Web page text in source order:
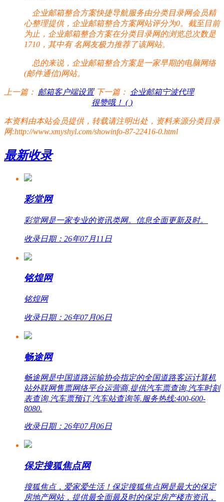
企业邮箱整合方案快捷导航服务由分类目录网会员精
心整理提供，企业邮箱整合方案网站评分为0。截至目前
为止，企业邮箱整合方案在分类目录网的浏览总次数是
1710，其中有名网友极力推荐了该网站。
总的来说，企业邮箱整合方案是一家早期的电脑网络
(邮件通信)网站。
上一篇： 邮箱客户端设置 下一篇：
企业邮箱宁波代理
很赞哦！ ( )
本资料由本站会员提供，转载请注明出处，资料来源分类目录
网:http://www.xmyshyl.com/showinfo-87-22416-0.html
最新收录
彩堂网
彩堂网是一家专业的资讯类网。信息全面更新及时。
收录日期：26年07月11日
铭煌网
铭煌网
收录日期：26年07月06日
畅途网
畅途网是中国道路运输协会指定的全国道路客运计算机
站外联网售票网络平台运营商,提供汽车票查询,汽车时刻
表查询,汽车票预订,汽车站查询等.服务热线:400-600-
8080.
收录日期：26年07月06日
保定搜狐焦点网
搜狐焦点，爱家爱生活！保定搜狐焦点网是最大的保定
房地产网站，提供最全面最及时的保定房产楼市资讯，